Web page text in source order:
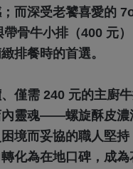
而深受老饕喜愛的
帶骨牛小排（400 元
排餐時的首選。
僅需 240 元的主廚
靈魂——螺旋酥皮濃
境而妥協的職人堅
化為在地口碑，成